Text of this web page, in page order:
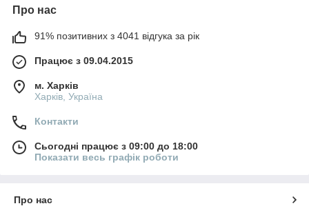
Про нас
91% позитивних з 4041 відгука за рік
Працює з 09.04.2015
м. Харків
Харків, Україна
Контакти
Сьогодні працює з 09:00 до 18:00
Показати весь графік роботи
Про нас